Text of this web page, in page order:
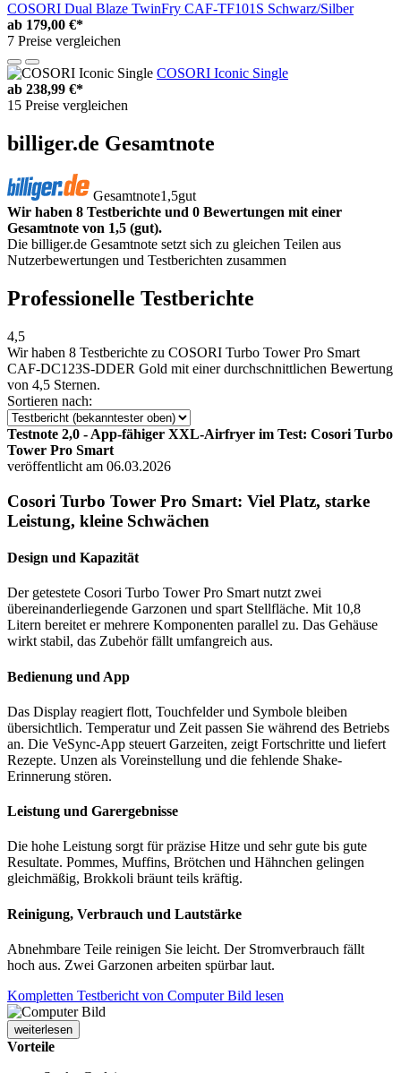
COSORI Dual Blaze TwinFry CAF-TF101S Schwarz/Silber
ab 179,00 €*
7 Preise vergleichen
COSORI Iconic Single
ab 238,99 €*
15 Preise vergleichen
billiger.de Gesamtnote
Gesamtnote1,5gut
Wir haben 8 Testberichte und 0 Bewertungen mit einer
Gesamtnote von 1,5 (gut).
Die billiger.de Gesamtnote setzt sich zu gleichen Teilen aus
Nutzerbewertungen und Testberichten zusammen
Professionelle Testberichte
4,5
Wir haben 8 Testberichte zu COSORI Turbo Tower Pro Smart
CAF-DC123S-DDER Gold mit einer durchschnittlichen Bewertung
von 4,5 Sternen.
Sortieren nach:
Testnote 2,0 - App-fähiger XXL-Airfryer im Test: Cosori Turbo
Tower Pro Smart
veröffentlicht am 06.03.2026
Cosori Turbo Tower Pro Smart: Viel Platz, starke
Leistung, kleine Schwächen
Design und Kapazität
Der getestete Cosori Turbo Tower Pro Smart nutzt zwei
übereinanderliegende Garzonen und spart Stellfläche. Mit 10,8
Litern bereitet er mehrere Komponenten parallel zu. Das Gehäuse
wirkt stabil, das Zubehör fällt umfangreich aus.
Bedienung und App
Das Display reagiert flott, Touchfelder und Symbole bleiben
übersichtlich. Temperatur und Zeit passen Sie während des Betriebs
an. Die VeSync-App steuert Garzeiten, zeigt Fortschritte und liefert
Rezepte. Unzen als Voreinstellung und die fehlende Shake-
Erinnerung stören.
Leistung und Garergebnisse
Die hohe Leistung sorgt für präzise Hitze und sehr gute bis gute
Resultate. Pommes, Muffins, Brötchen und Hähnchen gelingen
gleichmäßig, Brokkoli bräunt teils kräftig.
Reinigung, Verbrauch und Lautstärke
Abnehmbare Teile reinigen Sie leicht. Der Stromverbrauch fällt
hoch aus. Zwei Garzonen arbeiten spürbar laut.
Kompletten Testbericht von Computer Bild lesen
weiterlesen
Vorteile